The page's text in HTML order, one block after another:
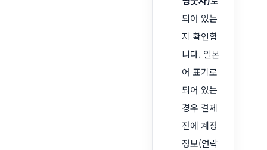
되어 있는
지 확인합
니다. 일본
어 표기로
되어 있는
경우 결제
전에 계정
정보(연락